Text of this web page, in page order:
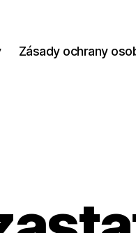
Zásady ochrany